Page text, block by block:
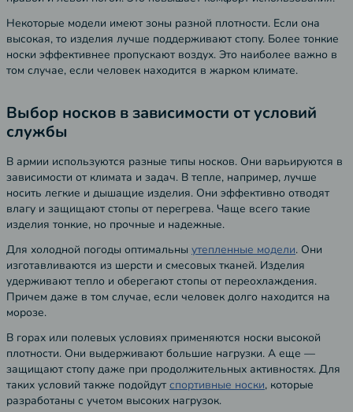
Некоторые модели имеют зоны разной плотности. Если она
высокая, то изделия лучше поддерживают стопу. Более тонкие
носки эффективнее пропускают воздух. Это наиболее важно в
том случае, если человек находится в жарком климате.
Выбор носков в зависимости от условий
службы
В армии используются разные типы носков. Они варьируются в
зависимости от климата и задач. В тепле, например, лучше
носить легкие и дышащие изделия. Они эффективно отводят
влагу и защищают стопы от перегрева. Чаще всего такие
изделия тонкие, но прочные и надежные.
Для холодной погоды оптимальны утепленные модели. Они
изготавливаются из шерсти и смесовых тканей. Изделия
удерживают тепло и оберегают стопы от переохлаждения.
Причем даже в том случае, если человек долго находится на
морозе.
В горах или полевых условиях применяются носки высокой
плотности. Они выдерживают большие нагрузки. А еще —
защищают стопу даже при продолжительных активностях. Для
таких условий также подойдут спортивные носки, которые
разработаны с учетом высоких нагрузок.